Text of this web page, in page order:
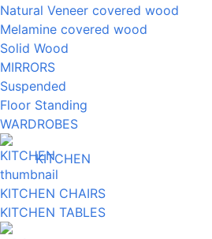
Natural Veneer covered wood
Melamine covered wood
Solid Wood
MIRRORS
Suspended
Floor Standing
WARDROBES
KITCHEN
KITCHEN CHAIRS
KITCHEN TABLES